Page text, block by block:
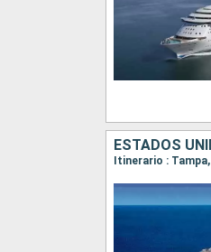
ESTADOS
Itinerario :